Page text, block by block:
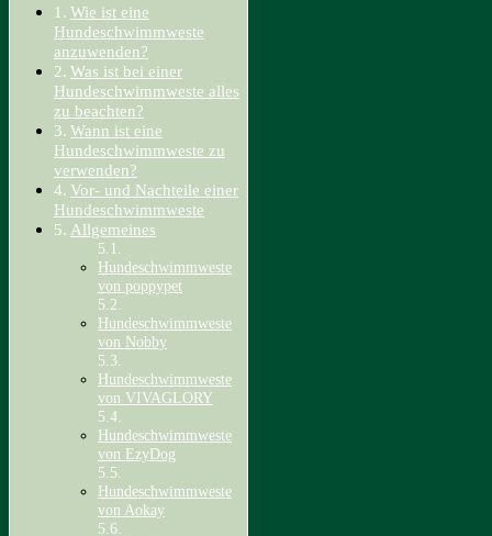
Wie ist eine
Hundeschwimmweste
anzuwenden?
Was ist bei einer
Hundeschwimmweste alles
zu beachten?
Wann ist eine
Hundeschwimmweste zu
verwenden?
Vor- und Nachteile einer
Hundeschwimmweste
Allgemeines
Hundeschwimmweste
von poppypet
Hundeschwimmweste
von Nobby
Hundeschwimmweste
von VIVAGLORY
Hundeschwimmweste
von EzyDog
Hundeschwimmweste
von Aokay